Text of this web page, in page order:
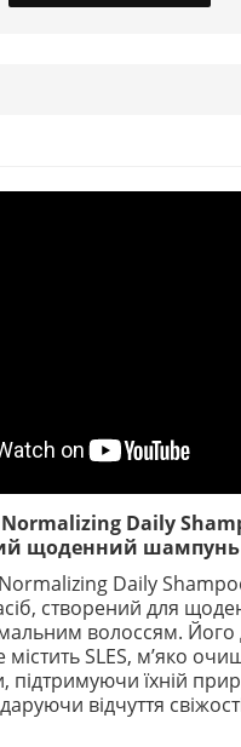
Normalizing Daily
щоденний шампунь
Normalizing Daily
створений для
волоссям. Його
SLES, м’яко
підтримуючи їхній
відчуття